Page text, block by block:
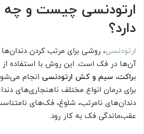
ارتودنسی چیست و چه
دارد؟
ارتودنسی، روشی برای مرتب کردن
آن‌ها در فک است. این روش با استفاده از
براکت، سیم و کش ارتودنسی انجام
برای درمان انواع مختلف ناهنجاری‌های
دندان‌های نامرتب، شلوغ، فک‌های
عقب‌ماندگی فک به کار رود.